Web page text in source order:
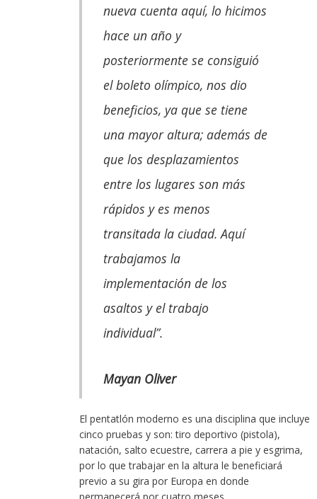
nueva cuenta aquí, lo hicimos
hace un año y
posteriormente se consiguió
el boleto olímpico, nos dio
beneficios, ya que se tiene
una mayor altura; además de
que los desplazamientos
entre los lugares son más
rápidos y es menos
transitada la ciudad. Aquí
trabajamos la
implementación de los
asaltos y el trabajo
individual”.
Mayan Oliver
El pentatlón moderno es una disciplina que incluye
cinco pruebas y son: tiro deportivo (pistola),
natación, salto ecuestre, carrera a pie y esgrima,
por lo que trabajar en la altura le beneficiará
previo a su gira por Europa en donde